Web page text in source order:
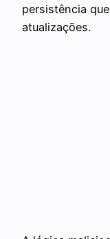
persistência
atualizações.